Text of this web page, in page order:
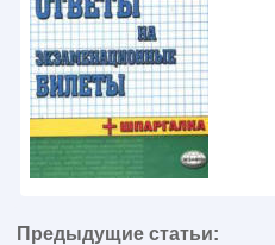
Предыдущие статьи: